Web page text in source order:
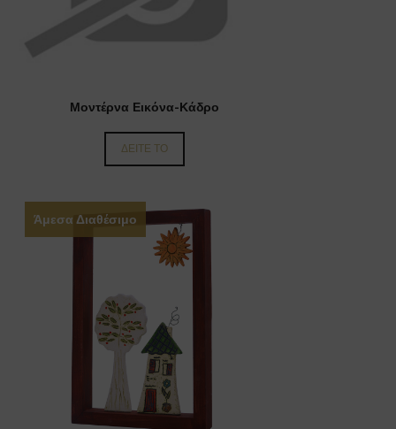
Μοντέρνα Εικόνα-Κάδρο
ΔΕΙΤΕ ΤΟ
Άμεσα Διαθέσιμο